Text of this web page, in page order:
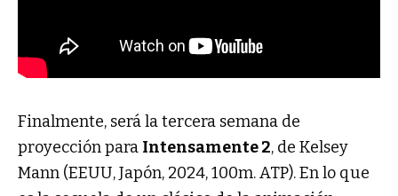
Finalmente, será la tercera semana de
proyección para Intensamente 2, de Kelsey
Mann (EEUU, Japón, 2024, 100m. ATP). En lo que